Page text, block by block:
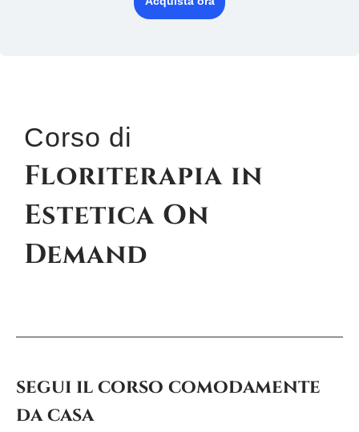
Corso di
Floriterapia in
Estetica On
Demand
segui il corso comodamente
da casa